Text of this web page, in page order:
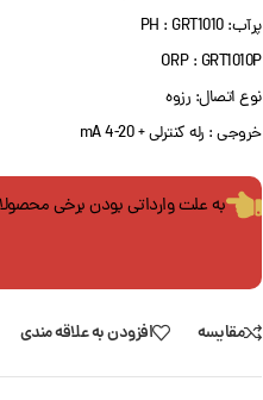
پرآب: PH : GRT1010
ORP : GRT1010P
نوع اتصال: رزوه
خروجی : رله کنترلی + mA 4-20
به علت وارداتی بودن برخی
مقایسه افزودن به علاقه مندی